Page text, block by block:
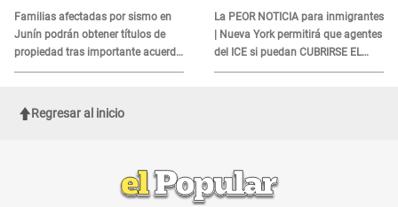
Familias afectadas por sismo en
Junín podrán obtener títulos de
propiedad tras importante acuerdo
de Cofopri
DOCUMENTO
La PEOR NOTICIA para inmigrantes
| Nueva York permitirá que agentes
del ICE si puedan CUBRIRSE EL
ROSTRO
Regresar al inicio